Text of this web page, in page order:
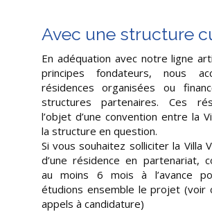
Avec une structure
En adéquation avec notre ligne
principes fondateurs, nous
résidences organisées ou
structures partenaires. Ces
l’objet d’une convention entre la
la structure en question.
Si vous souhaitez solliciter la Villa
d’une résidence en partenariat,
au moins 6 mois à l’avance
étudions ensemble le projet (voir
appels à candidature)